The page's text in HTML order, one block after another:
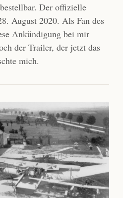
Der offizielle
August 2020. Als Fan des
Ankündigung bei mir
der Trailer, der jetzt das
mich.